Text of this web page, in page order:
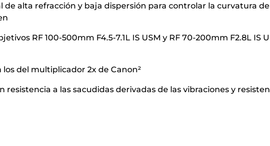
alta refracción y baja dispersión para controlar la curvatura
RF 100-500mm F4.5-7.1L IS USM y RF 70-200mm F2.8L IS
del multiplicador 2x de Canon²
a las sacudidas derivadas de las vibraciones y